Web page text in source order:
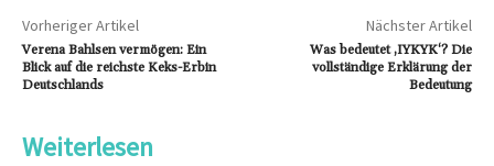
Vorheriger Artikel
Verena Bahlsen vermögen: Ein
Blick auf die reichste Keks-Erbin
Deutschlands
Nächster Artikel
Was bedeutet ‚IYKYK‘? Die
vollständige Erklärung der
Bedeutung
Weiterlesen